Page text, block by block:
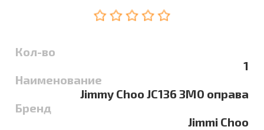
Кол-во
1
Наименование
Jimmy Choo JC136 3M0 оправа
Бренд
Jimmi Choo